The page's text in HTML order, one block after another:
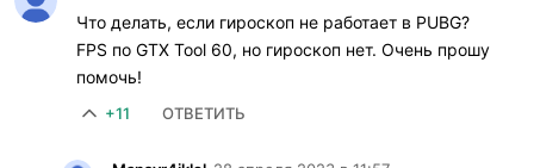
Что делать, если гироскоп не работает в PUBG?
FPS по GTX Tool 60, но гироскоп нет. Очень прошу
помочь!
+11 ОТВЕТИТЬ